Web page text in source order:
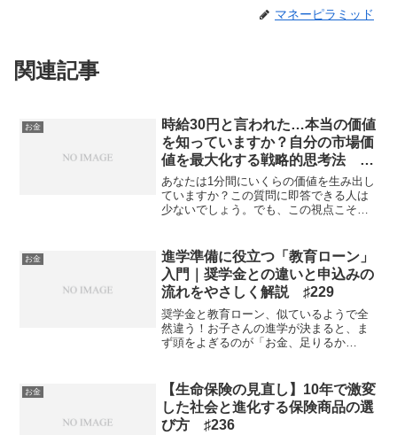
マネーピラミッド
関連記事
お金
時給30円と言われた…本当の価値
を知っていますか？自分の市場価
値を最大化する戦略的思考法
♯218
あなたは1分間にいくらの価値を生み出し
ていますか？この質問に即答できる人は
少ないでしょう。でも、この視点こそ
「投資」に変える発想転換私たちは
日々、お金の管理には敏感にな...
お金
進学準備に役立つ「教育ローン」
入門｜奨学金との違いと申込みの
流れをやさしく解説 ♯229
奨学金と教育ローン、似ているようで全
然違う！お子さんの進学が決まると、ま
ず頭をよぎるのが「お金、足りるか
す。奨学金には返さなくてよい「給付
型」と、卒業後に返済する「貸与型...
お金
【生命保険の見直し】10年で激変
した社会と進化する保険商品の選
び方 ♯236